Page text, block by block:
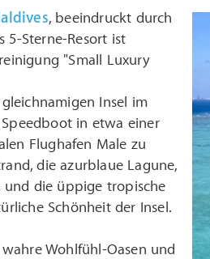
, beeindruckt durch
5-Sterne-Resort ist
"Small Luxury
Insel im
in etwa einer
Flughafen Male zu
die azurblaue Lagune,
die üppige tropische
Schönheit der Insel.
Wohlfühl-Oasen und